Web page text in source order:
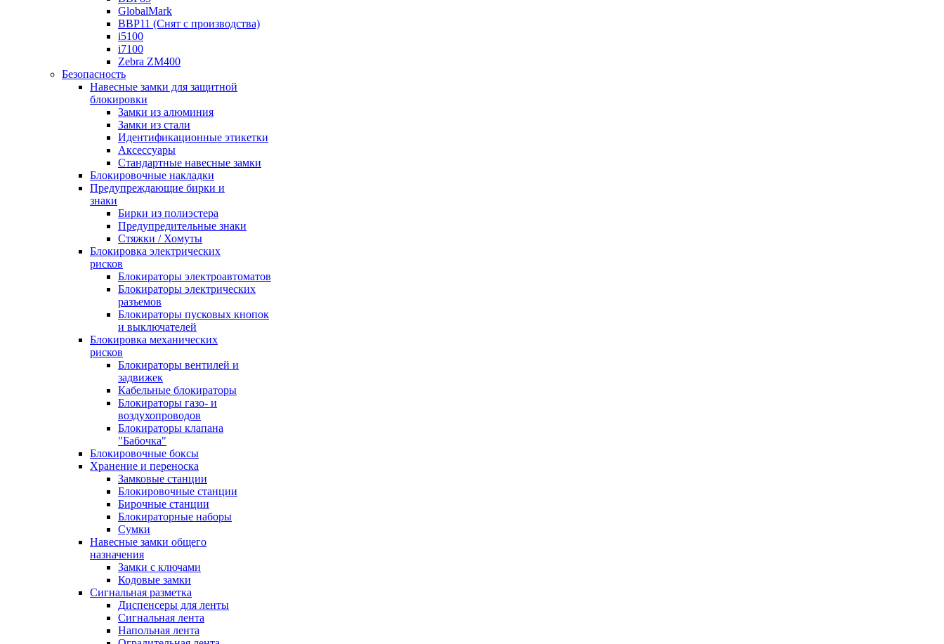
GlobalMark
BBP11 (Снят с производства)
i5100
i7100
Zebra ZM400
Безопасность
Навесные замки для защитной
блокировки
Замки из алюминия
Замки из стали
Идентификационные этикетки
Аксессуары
Стандартные навесные замки
Блокировочные накладки
Предупреждающие бирки и
знаки
Бирки из полиэстера
Предупредительные знаки
Стяжки / Хомуты
Блокировка электрических
рисков
Блокираторы электроавтоматов
Блокираторы электрических
разъемов
Блокираторы пусковых кнопок
и выключателей
Блокировка механических
рисков
Блокираторы вентилей и
задвижек
Кабельные блокираторы
Блокираторы газо- и
воздухопроводов
Блокираторы клапана
"Бабочка"
Блокировочные боксы
Хранение и переноска
Замковые станции
Блокировочные станции
Бирочные станции
Блокираторные наборы
Сумки
Навесные замки общего
назначения
Замки с ключами
Кодовые замки
Сигнальная разметка
Диспенсеры для ленты
Сигнальная лента
Напольная лента